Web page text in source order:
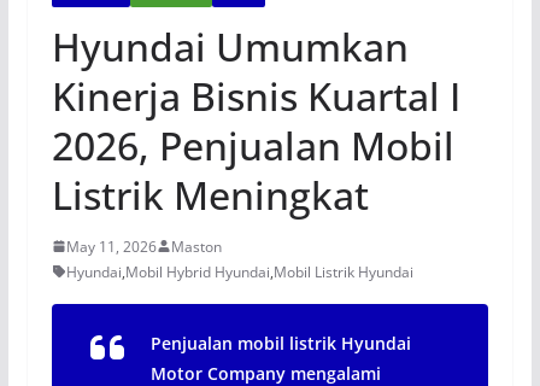
Hyundai Umumkan
Kinerja Bisnis Kuartal I
2026, Penjualan Mobil
Listrik Meningkat
May 11, 2026
Maston
Hyundai,Mobil Hybrid Hyundai,Mobil Listrik Hyundai
Penjualan mobil listrik Hyundai
Motor Company mengalami